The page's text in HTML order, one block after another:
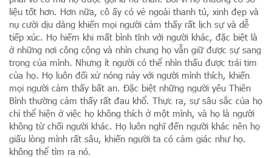
liệu tốt hơn. Hơn nữa, cô ấy có vẻ ngoài thanh tú, xinh đẹp và
nụ cười dịu dàng khiến mọi người cảm thấy rất lịch sự và dễ
tiếp xúc. Họ hiếm khi mất bình tĩnh với người khác, đặc biệt là
ở những nơi công cộng và nhìn chung họ vẫn giữ được sự sang
trọng của mình. Nhưng ít người có thể nhìn thấu được trái tim
của họ. Họ luôn đối xử nóng nảy với người mình thích, khiến
mọi người cảm thấy bất an. Đặc biệt những người yêu Thiên
Bình thường cảm thấy rất đau khổ. Thực ra, sự sâu sắc của họ
chỉ thể hiện ở việc họ không thích ở một mình, và họ là người
không từ chối người khác. Họ luôn nghĩ đến người khác nên họ
giấu lòng mình rất sâu, khiến người ta có cảm giác như họ.
không thể tìm ra nó.